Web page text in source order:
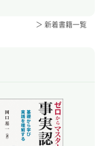
＞ 新着書籍一覧